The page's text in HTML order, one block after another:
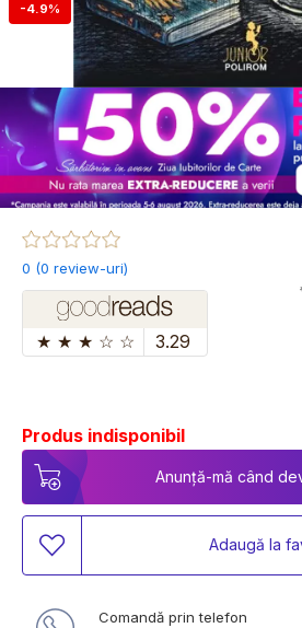
-4.9%
0 (0 review-uri)
★ ★ ★ ☆ ☆ 3.29
Produs indisponibil
Anunță-mă când
Adaugă la
Comandă prin telefon